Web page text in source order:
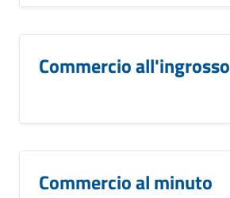
Commercio all'ingrosso
Commercio al minuto